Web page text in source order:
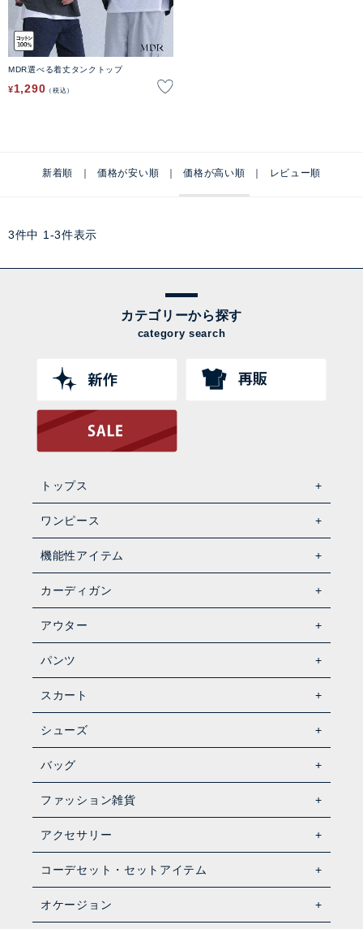
MDR選べる着丈タンクトップ
¥1,290 税込
新着順 価格が安い順 価格が高い順 レビュー順
3件中 1 -3件表示
カテゴリーから探す
category search
トップス
ワンピース
機能性アイテム
カーディガン
アウター
パンツ
スカート
シューズ
バッグ
ファッション雑貨
アクセサリー
コーデセット・セットアイテム
オケージョン